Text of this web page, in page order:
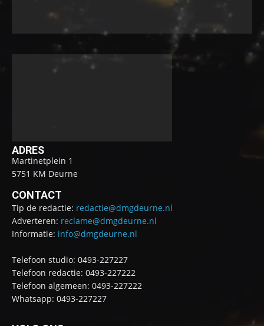
ADRES
Martinetplein 1
5751 KM Deurne
CONTACT
Tip de redactie: redactie@dmgdeurne.nl
Adverteren: reclame@dmgdeurne.nl
Informatie: info@dmgdeurne.nl
Telefoon studio: 0493-227227
Telefoon redactie: 0493-227222
Telefoon algemeen: 0493-227222
Whatsapp: 0493-227227